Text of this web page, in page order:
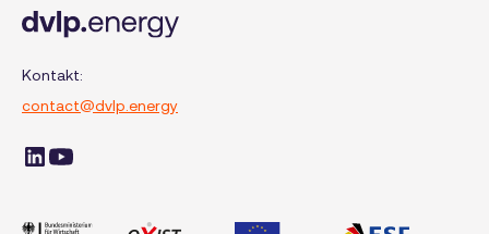
Kontakt:
contact@dvlp.energy